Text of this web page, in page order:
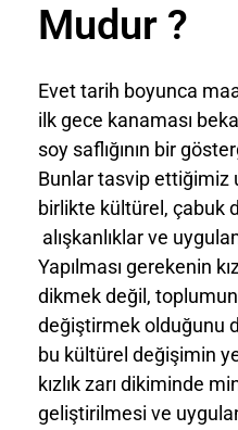
Mudur ?
Evet tarih boyunca
ilk gece kanaması
soy saflığının bir
Bunlar tasvip ettiğimiz
birlikte kültürel, çabuk
alışkanlıklar ve
Yapılması gerekenin
dikmek değil, toplumun
değiştirmek olduğunu
bu kültürel değişimin
kızlık zarı dikiminde
geliştirilmesi ve